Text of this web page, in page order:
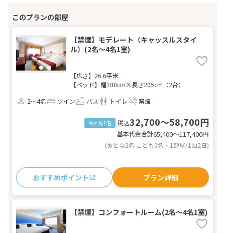
【禁煙】モデレート（キャッスルスタイ
ル）(2名～4名1室)
【広さ】26.6平米
【ベッド】幅100cm×長さ205cm（2台）
2～4名
ツイン バス トイレ 禁煙
おとな1名 税込32,700～58,700円
基本代金合計65,400〜117,400円
(おとな2名 こども0名・1部屋/1泊2日)
おすすめポイント プラン詳細
【禁煙】コンフォートルーム(2名～4名1室)